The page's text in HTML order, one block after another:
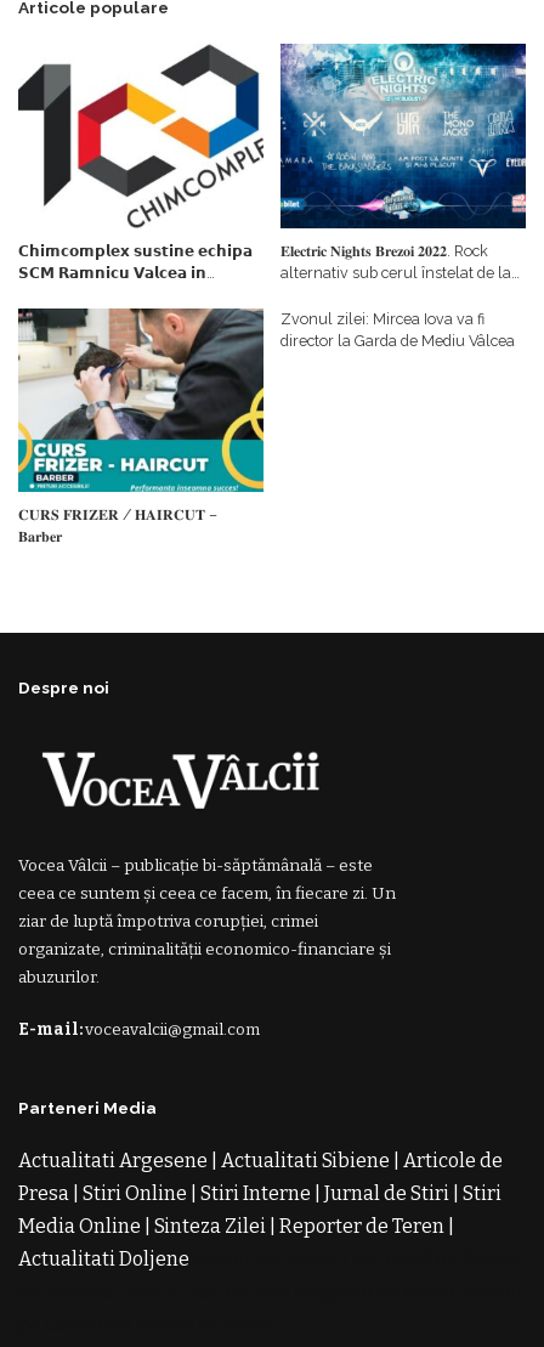
Articole populare
𝗖𝗵𝗶𝗺𝗰𝗼𝗺𝗽𝗹𝗲𝘅 𝘀𝘂𝘀𝘁𝗶𝗻𝗲 𝗲𝗰𝗵𝗶𝗽𝗮
𝗦𝗖𝗠 𝗥𝗮𝗺𝗻𝗶𝗰𝘂 𝗩𝗮𝗹𝗰𝗲𝗮 𝗶𝗻
𝗳𝗶𝗻𝗮𝗻𝘁𝗮𝘁𝗼𝗿
𝐄𝐥𝐞𝐜𝐭𝐫𝐢𝐜 𝐍𝐢𝐠𝐡𝐭𝐬 𝐁𝐫𝐞𝐳𝐨𝐢 𝟐𝟎𝟐𝟐. Rock
alternativ sub cerul înstelat de la
𝐂𝐔𝐑𝐒 𝐅𝐑𝐈𝐙𝐄𝐑 / 𝐇𝐀𝐈𝐑𝐂𝐔𝐓 –
𝐁𝐚𝐫𝐛𝐞𝐫
Zvonul zilei: Mircea Iova va fi
director la Garda de Mediu Vâlcea
Despre noi
Vocea Vâlcii – publicație bi-săptămânală – este
ceea ce suntem și ceea ce facem, în fiecare zi. Un
ziar de luptă împotriva corupției, crimei
organizate, criminalității economico-financiare și
abuzurilor.
E-mail:voceavalcii@gmail.com
Parteneri Media
Actualitati Argesene Actualitati Sibiene
Articole de
Presa Stiri Online Stiri Interne Jurnal de Stiri Stiri
Media Online
Sinteza Zilei Reporter de Teren
Actualitati Doljene